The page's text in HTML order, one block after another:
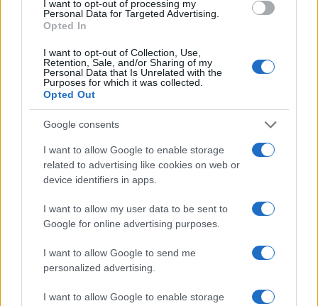
I want to opt-out of processing my
Personal Data for Targeted Advertising.
Opted In
I want to opt-out of Collection, Use,
Retention, Sale, and/or Sharing of my
Personal Data that Is Unrelated with the
Purposes for which it was collected.
Opted Out
Google consents
I want to allow Google to enable storage
related to advertising like cookies on web or
device identifiers in apps.
I want to allow my user data to be sent to
Google for online advertising purposes.
I want to allow Google to send me
personalized advertising.
I want to allow Google to enable storage
ΕΛΣΤΑΤ: Στο 3,4% υποχώρησε ο πληθωρισμός τον Ιούλιο
Χρηματοδότηση 8 εκατ.
ευρώ σε 843 μέσα
ενίσχυσης του Τύπου
Metlen: Ρεκόρ EBITDA στο
α' εξάμηνο, στα 550 εκατ.
ευρώ – Καθαρά κέρδη 313